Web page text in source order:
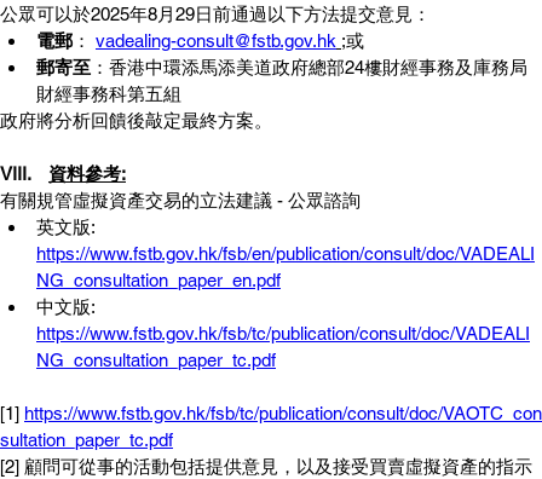
公眾可以於2025年8月29日前通過以下方法提交意見：
電郵 ： vadealing-consult@fstb.gov.hk ;或
郵寄至 ：香港中環添馬添美道政府總部24樓財經事務及庫務局
財經事務科第五組
政府將分析回饋後敲定最終方案。
資料參考:
有關規管虛擬資產交易的立法建議 - 公眾諮詢
英文版:
https://www.fstb.gov.hk/fsb/en/publication/consult/doc/VADEALI
NG_consultation_paper_en.pdf
中文版:
https://www.fstb.gov.hk/fsb/tc/publication/consult/doc/VADEALI
NG_consultation_paper_tc.pdf
[1] https://www.fstb.gov.hk/fsb/tc/publication/consult/doc/VAOTC_con
sultation_paper_tc.pdf
[2] 顧問可從事的活動包括提供意見，以及接受買賣虛擬資產的指示